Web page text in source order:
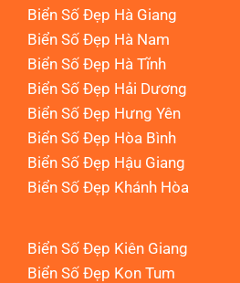
Biển Số Đẹp Hà Giang
Biển Số Đẹp Hà Nam
Biển Số Đẹp Hà Tĩnh
Biển Số Đẹp Hải Dương
Biển Số Đẹp Hưng Yên
Biển Số Đẹp Hòa Bình
Biển Số Đẹp Hậu Giang
Biển Số Đẹp Khánh Hòa
Biển Số Đẹp Kiên Giang
Biển Số Đẹp Kon Tum